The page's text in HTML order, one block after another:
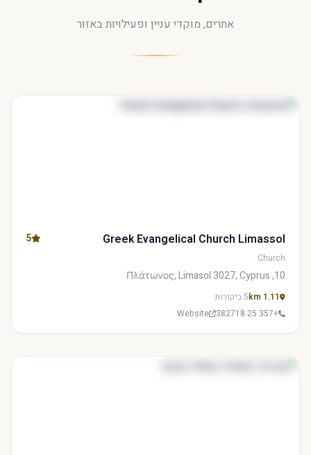
אתרים, מוקדי עניין ופעילויות באזור
Greek Evangelical Church Limassol
5
Church
10, Πλάτωνος, Limasol 3027, Cyprus
1.11 km
5 ביקורות
+357 25 382718
Website